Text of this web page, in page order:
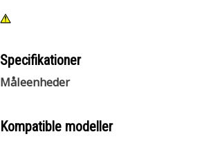
Specifikationer
Måleenheder
Kompatible modeller